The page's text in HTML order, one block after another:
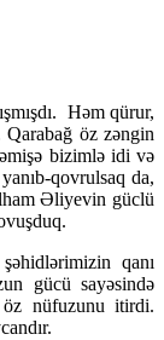
Həm qürur,
öz zəngin
bizimlə idi və
qovrulsaq da,
Əliyevin güclü
qanı
gücü sayəsində
öz nüfuzunu itirdi.